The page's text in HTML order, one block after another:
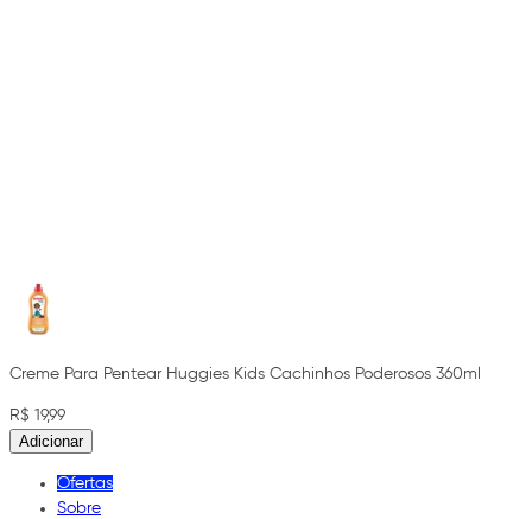
Creme Para Pentear Huggies Kids Cachinhos Poderosos 360ml
R$ 19,99
Adicionar
Ofertas
Sobre